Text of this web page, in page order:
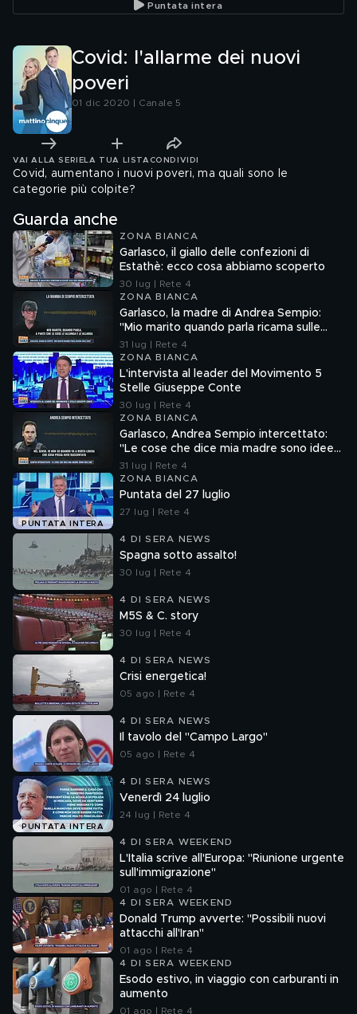
Puntata intera
Covid: l'allarme dei nuovi
poveri
01 dic 2020 | Canale 5
VAI ALLA SERIE LA TUA LISTA CONDIVIDI
Covid, aumentano i nuovi poveri, ma quali sono le
categorie più colpite?
Guarda anche
ZONA BIANCA
Garlasco, il giallo delle confezioni di
Estathè: ecco cosa abbiamo scoperto
30 lug | Rete 4
ZONA BIANCA
Garlasco, la madre di Andrea Sempio:
"Mio marito quando parla ricama sulle
cose"
31 lug | Rete 4
ZONA BIANCA
L'intervista al leader del Movimento 5
Stelle Giuseppe Conte
30 lug | Rete 4
ZONA BIANCA
Garlasco, Andrea Sempio intercettato:
"Le cose che dice mia madre sono idee
sue"
31 lug | Rete 4
PUNTATA INTERA
ZONA BIANCA
Puntata del 27 luglio
27 lug | Rete 4
4 DI SERA NEWS
Spagna sotto assalto!
30 lug | Rete 4
4 DI SERA NEWS
M5S & C. story
30 lug | Rete 4
4 DI SERA NEWS
Crisi energetica!
05 ago | Rete 4
4 DI SERA NEWS
Il tavolo del "Campo Largo"
05 ago | Rete 4
PUNTATA INTERA
4 DI SERA NEWS
Venerdì 24 luglio
24 lug | Rete 4
4 DI SERA WEEKEND
L'Italia scrive all'Europa: "Riunione urgente
sull'immigrazione"
01 ago | Rete 4
4 DI SERA WEEKEND
Donald Trump avverte: "Possibili nuovi
attacchi all'Iran"
01 ago | Rete 4
4 DI SERA WEEKEND
Esodo estivo, in viaggio con carburanti in
aumento
01 ago | Rete 4